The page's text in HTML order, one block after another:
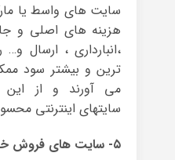
سایت های واسط یا
هزینه های اصلی و
،انبارداری ، ارسال
ترین و بیشتر سود
می آورند و از این
سایتهای اینترنتی
۵- سایت های فروش خدمات اینترنتی